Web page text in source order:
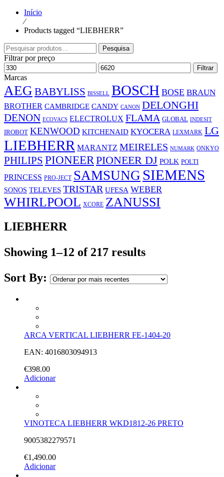
Início
⁄
Products tagged “LIEBHERR”
Pesquisar
por:
Pesquisa
Filtrar por preço
Preço
mínimo
Preço
máximo
Filtrar
Marcas
AEG BABYLISS BISSELL BOSCH BOSE BRAUN
BROTHER CAMBRIDGE CANDY CANON DELONGHI
DENON ECOVACS ELECTROLUX FLAMA GLOBAL INDESIT
IROBOT KENWOOD KITCHENAID KYOCERA LEXMARK LG
LIEBHERR MARANTZ MEIRELES NUMARK ONKYO
PHILIPS PIONEERPIONEER DJ POLK POLTI
PRINCESS PRO-JECT SAMSUNG SIEMENS
SONOS TELEVES TRISTAR UFESA WEBER
WHIRLPOOL XCORE ZANUSSI
LIEBHERR
Showing 1–12 of 217 results
Sort By:
ARCA VERTICAL LIEBHERR FE-1404-20
EAN: 4016803094913
€398.00
Adicionar
VINOTECA LIEBHERR WKD1812-26 PRETO
9005382279571
€1,490.00
Adicionar